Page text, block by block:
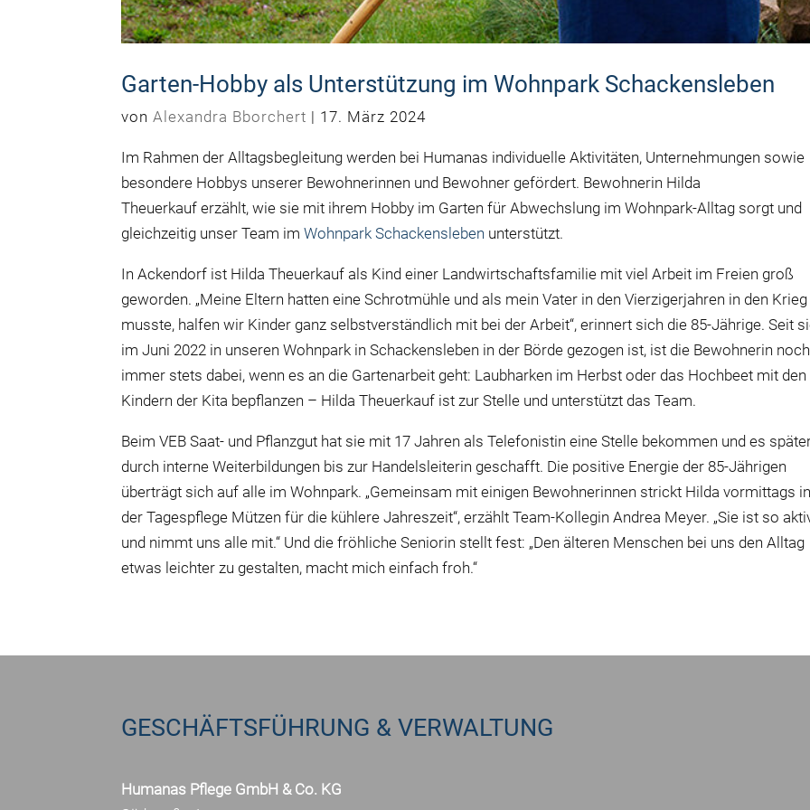
Garten-Hobby als Unterstützung im Wohnpark Schackensleben
vonAlexandra Bborchert | 17. März 2024
Im Rahmen der Alltagsbegleitung werden bei Humanas individuelle Aktivitäten, Unternehmungen sowie
besondere Hobbys unserer Bewohnerinnen und Bewohner gefördert. Bewohnerin Hilda
Theuerkauf erzählt, wie sie mit ihrem Hobby im Garten für Abwechslung im Wohnpark-Alltag sorgt und
gleichzeitig unser Team imWohnpark Schackensleben unterstützt.
In Ackendorf ist Hilda Theuerkauf als Kind einer Landwirtschaftsfamilie mit viel Arbeit im Freien groß
geworden. „Meine Eltern hatten eine Schrotmühle und als mein Vater in den Vierzigerjahren in den Krieg
musste, halfen wir Kinder ganz selbstverständlich mit bei der Arbeit“, erinnert sich die 85-Jährige. Seit
im Juni 2022 in unseren Wohnpark in Schackensleben in der Börde gezogen ist, ist die Bewohnerin noch
immer stets dabei, wenn es an die Gartenarbeit geht: Laubharken im Herbst oder das Hochbeet mit den
Kindern der Kita bepflanzen – Hilda Theuerkauf ist zur Stelle und unterstützt das Team.
Beim VEB Saat- und Pflanzgut hat sie mit 17 Jahren als Telefonistin eine Stelle bekommen und es
durch interne Weiterbildungen bis zur Handelsleiterin geschafft. Die positive Energie der 85-Jährigen
überträgt sich auf alle im Wohnpark. „Gemeinsam mit einigen Bewohnerinnen strickt Hilda vormittags
der Tagespflege Mützen für die kühlere Jahreszeit“, erzählt Team-Kollegin Andrea Meyer. „Sie ist so
und nimmt uns alle mit.“ Und die fröhliche Seniorin stellt fest: „Den älteren Menschen bei uns den Alltag
etwas leichter zu gestalten, macht mich einfach froh.“
GESCHÄFTSFÜHRUNG & VERWALTUNG
Humanas Pflege GmbH & Co. KG